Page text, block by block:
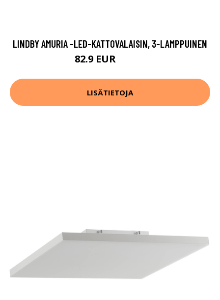
LINDBY AMURIA -LED-KATTOVALAISIN, 3-LAMPPUINEN
82.9 EUR
LISÄTIETOJA